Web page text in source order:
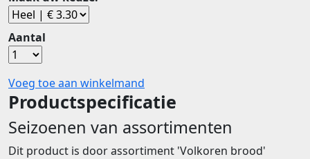
Aantal
Voeg toe aan winkelmand
Productspecificatie
Seizoenen van assortimenten
Dit product is door assortiment 'Volkoren brood'